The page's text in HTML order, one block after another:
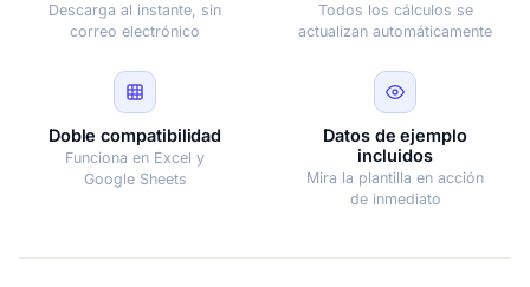
Descarga al instante, sin
correo electrónico
Todos los cálculos se
actualizan automáticamente
Doble compatibilidad
Funciona en Excel y
Google Sheets
Datos de ejemplo
incluidos
Mira la plantilla en acción
de inmediato